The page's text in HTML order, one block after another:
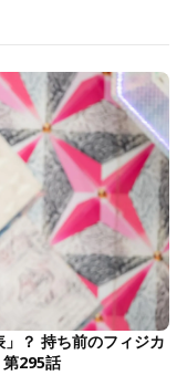
？ 持ち前のフィジカ
295話